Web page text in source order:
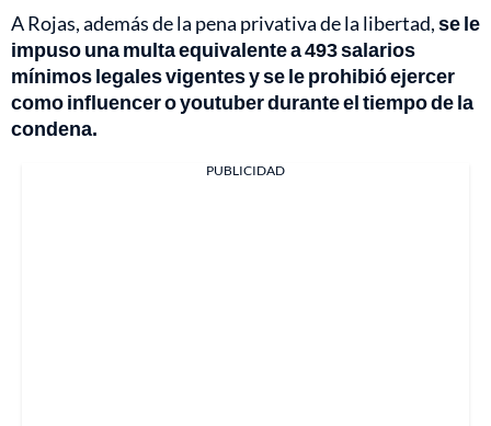
A Rojas, además de la pena privativa de la libertad,se le
impuso una multa equivalente a 493 salarios
mínimos legales vigentes y se le prohibió ejercer
como influencer o youtuber durante el tiempo de la
condena.
PUBLICIDAD